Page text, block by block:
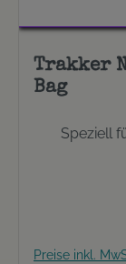
Trakker
Bag
Speziell
Preise inkl.